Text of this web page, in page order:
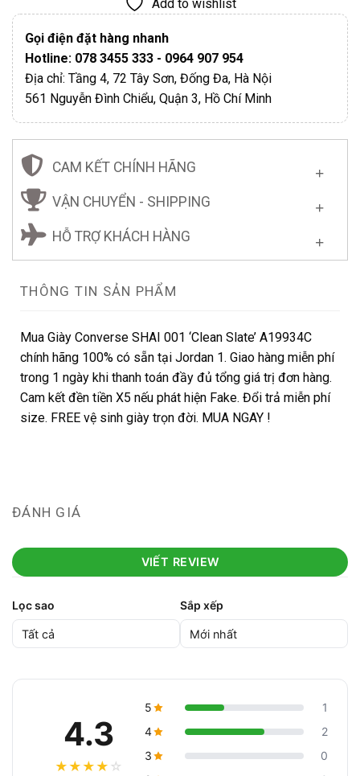
Add to wishlist
Gọi điện đặt hàng nhanh
Hotline: 078 3455 333 - 0964 907 954
Địa chỉ: Tầng 4, 72 Tây Sơn, Đống Đa, Hà Nội
561 Nguyễn Đình Chiểu, Quận 3, Hồ Chí Minh
CAM KẾT CHÍNH HÃNG
VẬN CHUYỂN - SHIPPING
HỖ TRỢ KHÁCH HÀNG
THÔNG TIN SẢN PHẨM
Mua Giày Converse SHAI 001 ‘Clean Slate’ A19934C
chính hãng 100% có sẵn tại Jordan 1. Giao hàng miễn phí
trong 1 ngày khi thanh toán đầy đủ tổng giá trị đơn hàng.
Cam kết đền tiền X5 nếu phát hiện Fake. Đổi trả miễn phí
size. FREE vệ sinh giày trọn đời. MUA NGAY !
ĐÁNH GIÁ
VIẾT REVIEW
Lọc sao Sắp xếp
4.3
★ ★ ★ ★ ☆
5
1
4
2
3
0